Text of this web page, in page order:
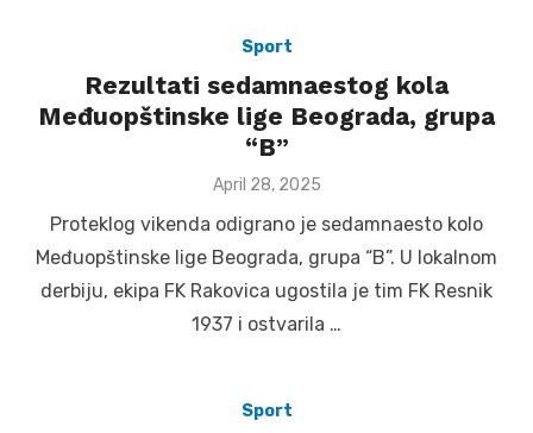
Sport
Rezultati sedamnaestog kola
Međuopštinske lige Beograda, grupa
“B”
Posted
April 28, 2025
Proteklog vikenda odigrano je sedamnaesto kolo
Međuopštinske lige Beograda, grupa “B”. U lokalnom
derbiju, ekipa FK Rakovica ugostila je tim FK Resnik
1937 i ostvarila …
Sport